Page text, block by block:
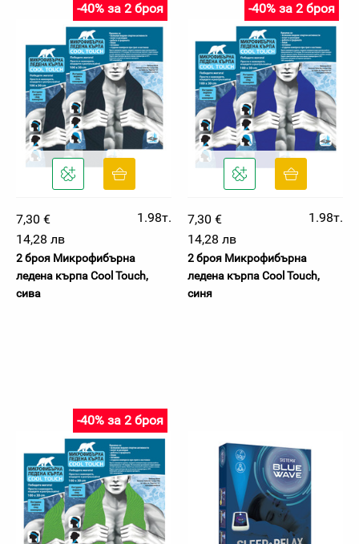
-40% за 2 броя
7,30 €
1.98т.
14,28 лв
2 броя Микрофибърна
ледена кърпа Cool Touch,
сива
-40% за 2 броя
7,30 €
1.98т.
14,28 лв
2 броя Микрофибърна
ледена кърпа Cool Touch,
синя
-40% за 2 броя